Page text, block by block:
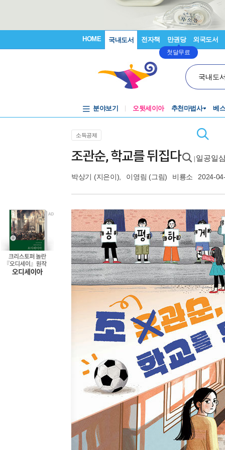
HOME 국내도서 전자책 만권당
첫달무료
외국도서
국내도
분야보기 오뒷세이아 추천마법사 베
소득공제
조관순, 학교를 뒤집다 일공일
박상기 (지은이), 이영림 (그림) 비룡소 2024-